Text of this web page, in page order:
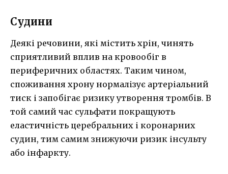
Судини
Деякі речовини, які містить хрін, чинять
сприятливий вплив на кровообіг в
периферичних областях. Таким чином,
споживання хрону нормалізує артеріальний
тиск і запобігає ризику утворення тромбів. В
той самий час сульфати покращують
еластичність церебральних і коронарних
судин, тим самим знижуючи ризик інсульту
або інфаркту.